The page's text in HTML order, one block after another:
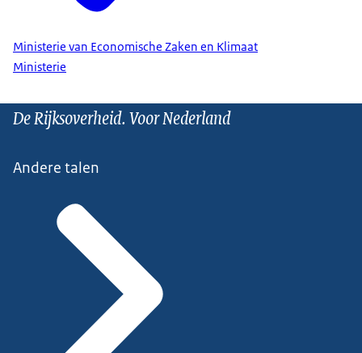
Ministerie van Economische Zaken en Klimaat
Ministerie
De Rijksoverheid. Voor Nederland
Andere talen